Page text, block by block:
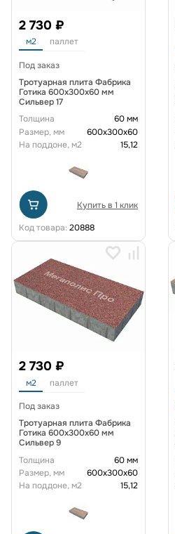
2 730 ₽
м2 паллет
Под заказ
Тротуарная плита Фабрика
Готика 600х300х60 мм
Сильвер 17
Толщина
60 мм
Размер, мм
600х300х60
На поддоне, м2
15,12
Купить в 1 клик
Код товара: 20888
2 730 ₽
м2 паллет
Под заказ
Тротуарная плита Фабрика
Готика 600х300х60 мм
Сильвер 9
Толщина
60 мм
Размер, мм
600х300х60
На поддоне, м2
15,12